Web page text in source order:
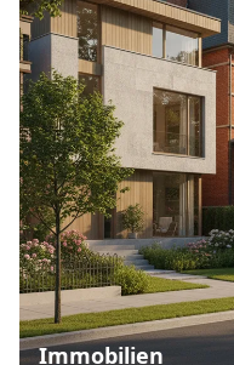
Immobilien